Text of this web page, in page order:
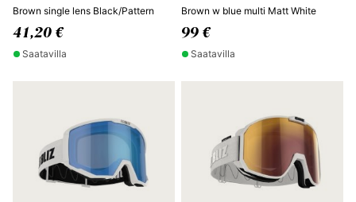
Brown single lens Black/Pattern
41,20 €
Saatavilla
Brown w blue multi Matt White
99 €
Saatavilla